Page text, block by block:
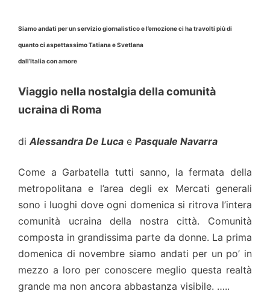
Siamo andati per un servizio giornalistico e l’emozione ci ha travolti più di
quanto ci aspettassimo Tatiana e Svetlana
dall’Italia con amore
Viaggio nella nostalgia della comunità
ucraina di Roma
diAlessandra De Luca e Pasquale Navarra
Come a Garbatella tutti sanno, la fermata della
metropolitana e l’area degli ex Mercati generali
sono i luoghi dove ogni domenica si ritrova l’intera
comunità ucraina della nostra città. Comunità
composta in grandissima parte da donne. La prima
domenica di novembre siamo andati per un po’ in
mezzo a loro per conoscere meglio questa realtà
grande ma non ancora abbastanza visibile. …..